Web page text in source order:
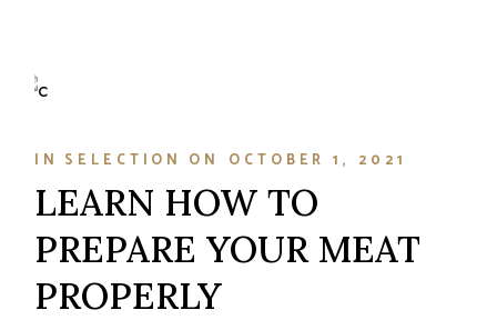
IN SELECTION ON OCTOBER 1, 2021
LEARN HOW TO
PREPARE YOUR MEAT
PROPERLY